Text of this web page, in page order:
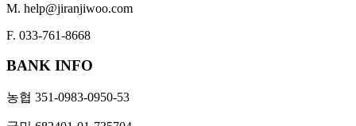
M. help@jiranjiwoo.com
F. 033-761-8668
BANK INFO
농협 351-0983-0950-53